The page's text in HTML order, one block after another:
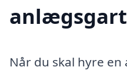
Når du skal hyre